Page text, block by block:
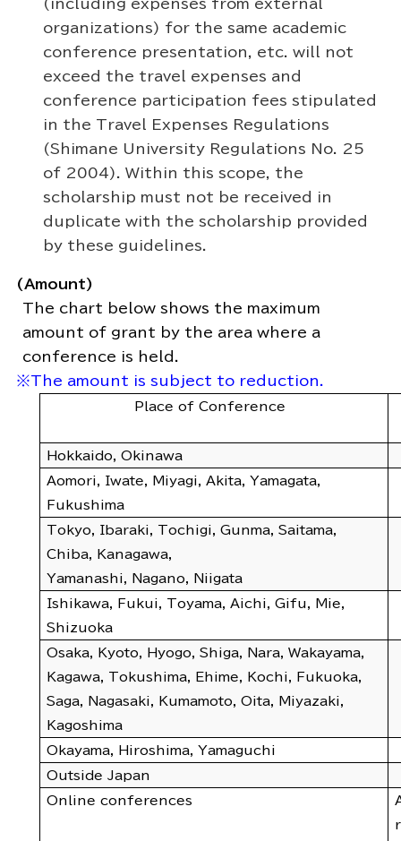
(including expenses from external
organizations) for the same academic
conference presentation, etc. will not
exceed the travel expenses and
conference participation fees stipulated
in the Travel Expenses Regulations
(Shimane University Regulations No. 25
of 2004). Within this scope, the
scholarship must not be received in
duplicate with the scholarship provided
by these guidelines.
(Amount)
The chart below shows the maximum
amount of grant by the area where a
conference is held.
※The amount is subject to reduction.
Place of Conference
Hokkaido, Okinawa
Aomori, Iwate, Miyagi, Akita, Yamagata,
Fukushima
Tokyo, Ibaraki, Tochigi, Gunma, Saitama,
Chiba, Kanagawa,
Yamanashi, Nagano, Niigata
Ishikawa, Fukui, Toyama, Aichi, Gifu, Mie,
Shizuoka
Osaka, Kyoto, Hyogo, Shiga, Nara, Wakayama,
Kagawa, Tokushima, Ehime, Kochi, Fukuoka,
Saga, Nagasaki, Kumamoto, Oita, Miyazaki,
Kagoshima
Okayama, Hiroshima, Yamaguchi
Outside Japan
Online conferences